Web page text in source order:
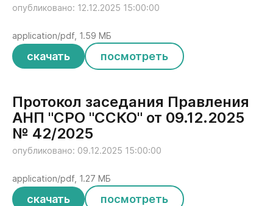
опубликовано: 12.12.2025 15:00:00
скачать посмотреть
application/pdf, 1.59 МБ
Протокол заседания Правления
АНП "СРО "ССКО" от 09.12.2025
№ 42/2025
опубликовано: 09.12.2025 15:00:00
скачать посмотреть
application/pdf, 1.27 МБ